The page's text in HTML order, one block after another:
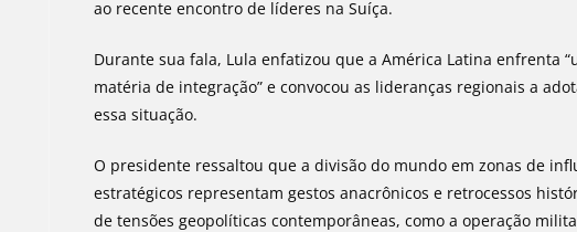
ao recente encontro de líderes na Suíça.
Durante sua fala, Lula enfatizou que a América Latina enfrenta
matéria de integração” e convocou as lideranças regionais a
essa situação.
O presidente ressaltou que a divisão do mundo em zonas de
estratégicos representam gestos anacrônicos e retrocessos
de tensões geopolíticas contemporâneas, como a operação